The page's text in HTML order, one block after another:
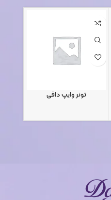
تونر وایپ دافی